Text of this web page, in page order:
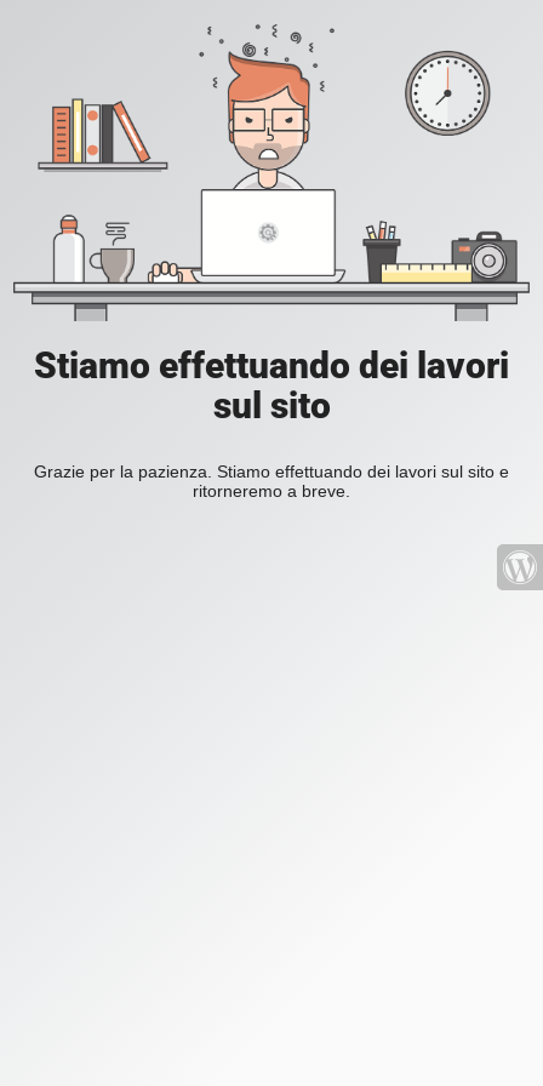
Stiamo effettuando dei lavori
sul sito
Grazie per la pazienza. Stiamo effettuando dei lavori sul sito e
ritorneremo a breve.